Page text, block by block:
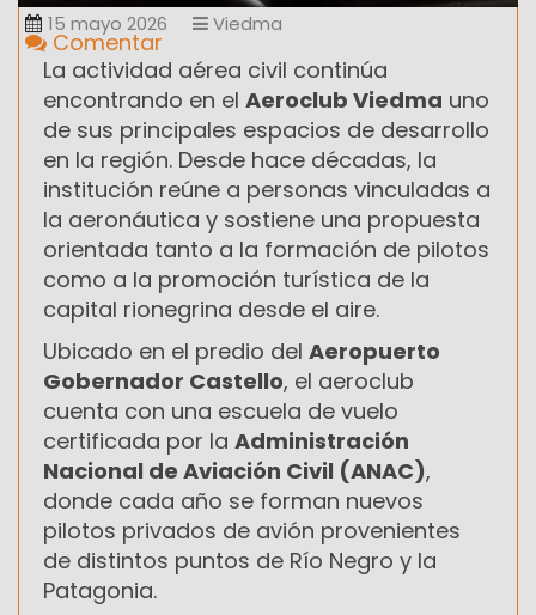
15 mayo 2026 Viedma
Comentar
La actividad aérea civil continúa
encontrando en el Aeroclub Viedma uno
de sus principales espacios de desarrollo
en la región. Desde hace décadas, la
institución reúne a personas vinculadas a
la aeronáutica y sostiene una propuesta
orientada tanto a la formación de pilotos
como a la promoción turística de la
capital rionegrina desde el aire.
Ubicado en el predio del Aeropuerto
Gobernador Castello, el aeroclub
cuenta con una escuela de vuelo
certificada por la Administración
Nacional de Aviación Civil (ANAC),
donde cada año se forman nuevos
pilotos privados de avión provenientes
de distintos puntos de Río Negro y la
Patagonia.